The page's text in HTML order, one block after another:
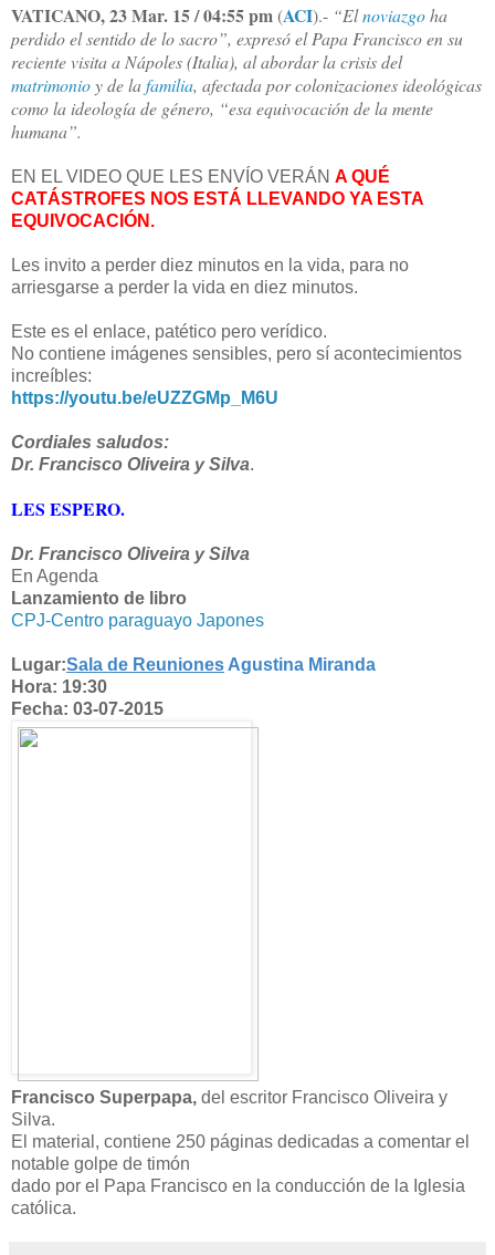
VATICANO, 23 Mar. 15 / 04:55 pm(ACI).- “Elnoviazgoha
perdido el sentido de lo sacro”, expresó el Papa Francisco en su
reciente visita a Nápoles (Italia), al abordar la crisis del
matrimonioy de lafamilia, afectada por colonizaciones ideológicas
como la ideología de género, “esa equivocación de la mente
humana”.
EN EL VIDEO QUE LES ENVÍO VERÁN A QUÉ
CATÁSTROFES NOS ESTÁ LLEVANDO YA ESTA
EQUIVOCACIÓN.
Les invito a perder diez minutos en la vida, para no
arriesgarse a perder la vida en diez minutos.
Este es el enlace, patético pero verídico.
No contiene imágenes sensibles, pero sí acontecimientos
increíbles:
https://youtu.be/eUZZGMp_M6U
Cordiales saludos:
Dr. Francisco Oliveira y Silva.
LES ESPERO.
Dr. Francisco Oliveira y Silva
En Agenda
Lanzamiento de libro
CPJ-Centro paraguayo Japones
Lugar:Sala de Reuniones Agustina Miranda
Hora: 19:30
Fecha: 03-07-2015
Francisco Superpapa, del escritor Francisco Oliveira y
Silva.
El material, contiene 250 páginas dedicadas a comentar el
notable golpe de timón
dado por el Papa Francisco en la conducción de la Iglesia
católica.